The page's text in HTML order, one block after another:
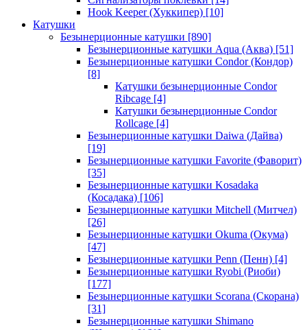
Hook Keeper (Хуккипер) [10]
Катушки
Безынерционные катушки [890]
Безынерционные катушки Aqua (Аква) [51]
Безынерционные катушки Condor (Кондор)
[8]
Катушки безынерционные Condor
Ribcage [4]
Катушки безынерционные Condor
Rollcage [4]
Безынерционные катушки Daiwa (Дайва)
[19]
Безынерционные катушки Favorite (Фаворит)
[35]
Безынерционные катушки Kosadaka
(Косадака) [106]
Безынерционные катушки Mitchell (Митчел)
[26]
Безынерционные катушки Okuma (Окума)
[47]
Безынерционные катушки Penn (Пенн) [4]
Безынерционные катушки Ryobi (Риоби)
[177]
Безынерционные катушки Scorana (Скорана)
[31]
Безынерционные катушки Shimano